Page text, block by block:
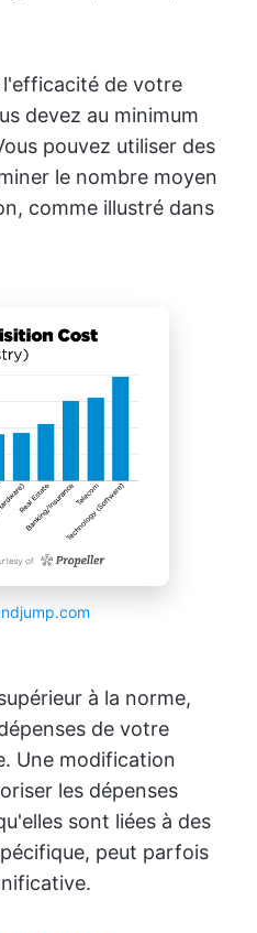
l'efficacité de votre
devez au minimum
pouvez utiliser des
le nombre moyen
comme illustré dans
à la norme,
de votre
Une modification
les dépenses
sont liées à des
peut parfois